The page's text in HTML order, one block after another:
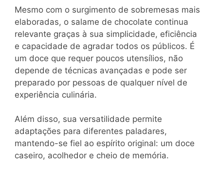
Mesmo com o surgimento de sobremesas mais
elaboradas, o salame de chocolate continua
relevante graças à sua simplicidade, eficiência
e capacidade de agradar todos os públicos. É
um doce que requer poucos utensílios, não
depende de técnicas avançadas e pode ser
preparado por pessoas de qualquer nível de
experiência culinária.
Além disso, sua versatilidade permite
adaptações para diferentes paladares,
mantendo-se fiel ao espírito original: um doce
caseiro, acolhedor e cheio de memória.